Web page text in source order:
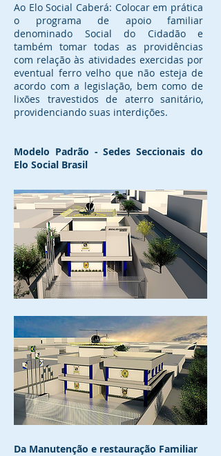
Ao Elo Social Caberá: Colocar em prática
o programa de apoio familiar
denominado Social do Cidadão e
também tomar todas as providências
com relação às atividades exercidas por
eventual ferro velho que não esteja de
acordo com a legislação, bem como de
lixões travestidos de aterro sanitário,
providenciando suas interdições.
Modelo Padrão - Sedes Seccionais do
Elo Social Brasil
Da Manutenção e restauração Familiar